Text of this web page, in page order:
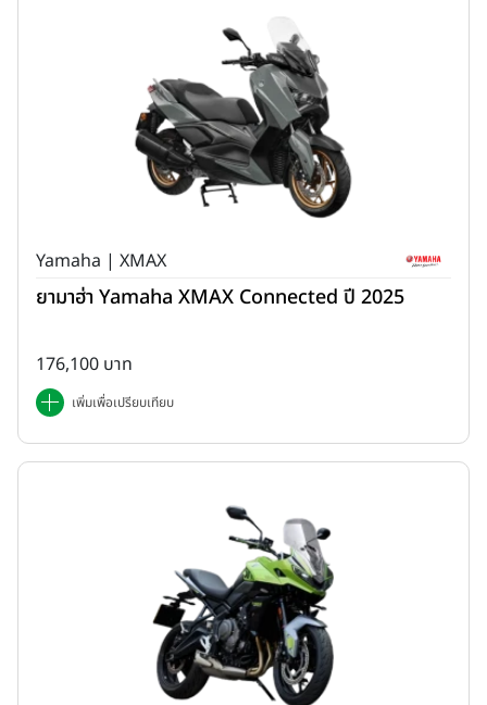
Yamaha | XMAX
ยามาฮ่า Yamaha XMAX Connected ปี 2025
176,100 บาท
เพิ่มเพื่อเปรียบเทียบ